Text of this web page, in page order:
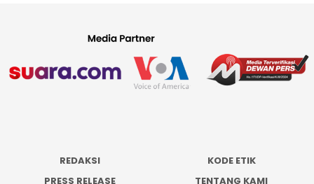
REDAKSI
KODE ETIK
PRESS RELEASE
TENTANG KAMI